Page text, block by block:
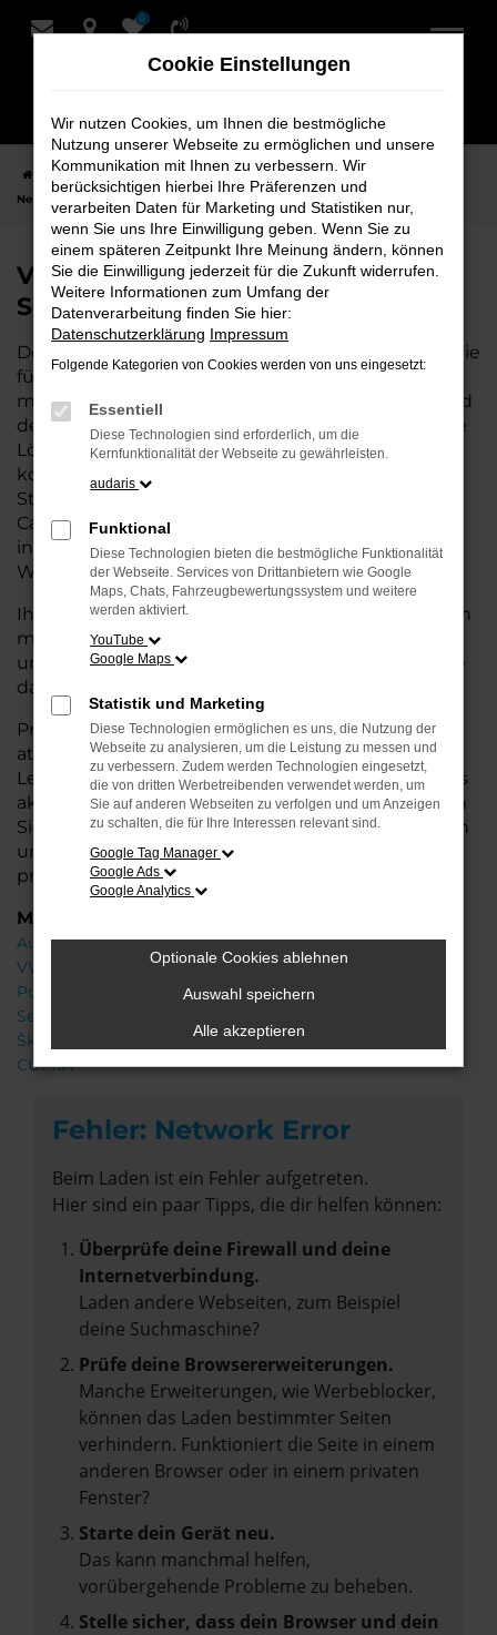
Zum
0
Startseite Syke VW VW T7 Caravelle
VW T7 Caravelle
Neuwagen bei Schmidt + Koch für Syke
VW T7 Caravelle Neuwagen bei
Schmidt + Koch für Syke
Der VW T7 Caravelle ist die perfekte Wahl für alle, die
für Syke einen Neuwagen suchen. Mit seiner
modernen Technik, seinem effizienten Antrieb und
dem stilvollen Design ist der T7 Caravelle die ideale
Lösung für jeden, der ein zuverlässiges und
komfortables Fahrzeug möchte. Egal, ob für den
Stadtverkehr oder längere Fahrten – der T7
Caravelle bietet Ihnen höchsten Fahrkomfort,
innovative Features und eine herausragende
Wirtschaftlichkeit.
Ihr VW Autohaus in der Nähe von Syke steht Ihnen
mit einer breiten Auswahl an Neuwagen zur Seite
und bietet Ihnen umfassende
, damit Sie
das für Sie passende Fahrzeug finden.
Profitieren Sie von zusätzlichen Services wie
attraktiven Finanzierungsmöglichkeiten,
Leasingangeboten und der Inzahlungnahme Ihres
aktuellen Fahrzeugs. Besuchen Sie uns und lassen
Sie sich von unseren Experten beraten – wir freuen
uns, Ihnen den perfekten Neuwagen zu
präsentieren!
Marken
Audi
VW
Porsche
Seat
Škoda
CUPRA
Fehler: Network Error
Beim Laden ist ein Fehler aufgetreten.
Hier sind ein paar Tipps, die dir helfen können:
Überprüfe deine Firewall und deine
Internetverbindung.
Laden andere Webseiten, zum Beispiel
deine Suchmaschine?
Prüfe deine Browsererweiterungen.
Manche Erweiterungen, wie Werbeblocker,
können das Laden bestimmter Seiten
verhindern. Funktioniert die Seite in einem
anderen Browser oder in einem privaten
Fenster?
Starte dein Gerät neu.
Das kann manchmal helfen,
vorübergehende Probleme zu beheben.
Stelle sicher, dass dein Browser und dein
Cookie Einstellungen
Wir nutzen Cookies, um Ihnen die bestmögliche
Nutzung unserer Webseite zu ermöglichen und unsere
Kommunikation mit Ihnen zu verbessern. Wir
berücksichtigen hierbei Ihre Präferenzen und
verarbeiten Daten für Marketing und Statistiken nur,
wenn Sie uns Ihre Einwilligung geben. Wenn Sie zu
einem späteren Zeitpunkt Ihre Meinung ändern, können
Sie die Einwilligung jederzeit für die Zukunft widerrufen.
Weitere Informationen zum Umfang der
Datenverarbeitung finden Sie hier:
Datenschutzerklärung Impressum
Folgende Kategorien von Cookies werden von uns eingesetzt:
Essentiell
Diese Technologien sind erforderlich, um die
Kernfunktionalität der Webseite zu gewährleisten.
audaris
Funktional
Diese Technologien bieten die bestmögliche Funktionalität
der Webseite. Services von Drittanbietern wie Google
Maps, Chats, Fahrzeugbewertungssystem und weitere
werden aktiviert.
YouTube
Google Maps
Statistik und Marketing
Diese Technologien ermöglichen es uns, die Nutzung der
Webseite zu analysieren, um die Leistung zu messen und
zu verbessern. Zudem werden Technologien eingesetzt,
die von dritten Werbetreibenden verwendet werden, um
Sie auf anderen Webseiten zu verfolgen und um Anzeigen
zu schalten, die für Ihre Interessen relevant sind.
Google Tag Manager
Google Ads
Google Analytics
Optionale Cookies ablehnen
Auswahl speichern
Alle akzeptieren